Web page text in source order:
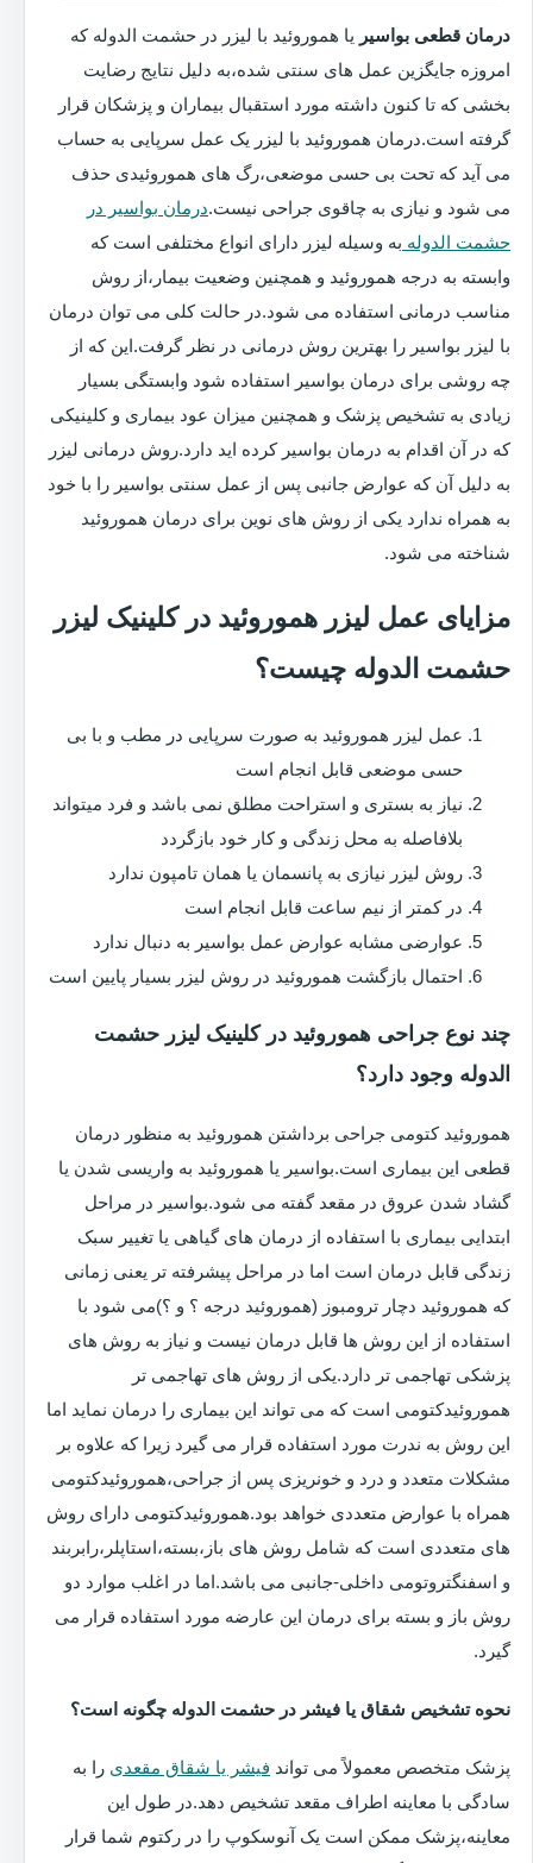
درمان قطعی بواسیر یا هموروئید با لیزر در حشمت الدوله که
امروزه جایگزین عمل های سنتی شده،به دلیل نتایج رضایت
بخشی که تا کنون داشته مورد استقبال بیماران و پزشکان قرار
گرفته است.درمان هموروئید با لیزر یک عمل سرپایی به حساب
می آید که تحت بی حسی موضعی،رگ های هموروئیدی حذف
می شود و نیازی به چاقوی جراحی نیست.درمان بواسیر در
حشمت الدوله به وسیله لیزر دارای انواع مختلفی است که
وابسته به درجه هموروئید و همچنین وضعیت بیمار،از روش
مناسب درمانی استفاده می شود.در حالت کلی می توان درمان
با لیزر بواسیر را بهترین روش درمانی در نظر گرفت.این که از
چه روشی برای درمان بواسیر استفاده شود وابستگی بسیار
زیادی به تشخیص پزشک و همچنین میزان عود بیماری و کلینیکی
که در آن اقدام به درمان بواسیر کرده اید دارد.روش درمانی لیزر
به دلیل آن که عوارض جانبی پس از عمل سنتی بواسیر را با خود
به همراه ندارد یکی از روش های نوین برای درمان هموروئید
شناخته می شود.
مزایای عمل لیزر هموروئید در کلینیک لیزر
حشمت الدوله چیست؟
عمل لیزر هموروئید به صورت سرپایی در مطب و با بی
حسی موضعی قابل انجام است
نیاز به بستری و استراحت مطلق نمی باشد و فرد میتواند
بلافاصله به محل زندگی و کار خود بازگردد
روش لیزر نیازی به پانسمان یا همان تامپون ندارد
در کمتر از نیم ساعت قابل انجام است
عوارضی مشابه عوارض عمل بواسیر به دنبال ندارد
احتمال بازگشت هموروئید در روش لیزر بسیار پایین است
چند نوع جراحی هموروئید در کلینیک لیزر حشمت
الدوله وجود دارد؟
هموروئید کتومی جراحی برداشتن هموروئید به منظور درمان
قطعی این بیماری است.بواسیر یا هموروئید به واریسی شدن یا
گشاد شدن عروق در مقعد گفته می شود.بواسیر در مراحل
ابتدایی بیماری با استفاده از درمان های گیاهی یا تغییر سبک
زندگی قابل درمان است اما در مراحل پیشرفته تر یعنی زمانی
که هموروئید دچار ترومبوز (هموروئید درجه ؟ و ؟)می شود با
استفاده از این روش ها قابل درمان نیست و نیاز به روش های
پزشکی تهاجمی تر دارد.یکی از روش های تهاجمی تر
هموروئیدکتومی است که می تواند این بیماری را درمان نماید اما
این روش به ندرت مورد استفاده قرار می گیرد زیرا که علاوه بر
مشکلات متعدد و درد و خونریزی پس از جراحی،هموروئیدکتومی
همراه با عوارض متعددی خواهد بود.هموروئیدکتومی دارای روش
های متعددی است که شامل روش های باز،بسته،استاپلر،رابربند
و اسفنگتروتومی داخلی-جانبی می باشد.اما در اغلب موارد دو
روش باز و بسته برای درمان این عارضه مورد استفاده قرار می
گیرد.
نحوه تشخیص شقاق یا فیشر در حشمت الدوله چگونه است؟
پزشک متخصص معمولاً می تواند فیشر یا شقاق مقعدی را به
سادگی با معاینه اطراف مقعد تشخیص دهد.در طول این
معاینه،پزشک ممکن است یک آنوسکوپ را در رکتوم شما قرار